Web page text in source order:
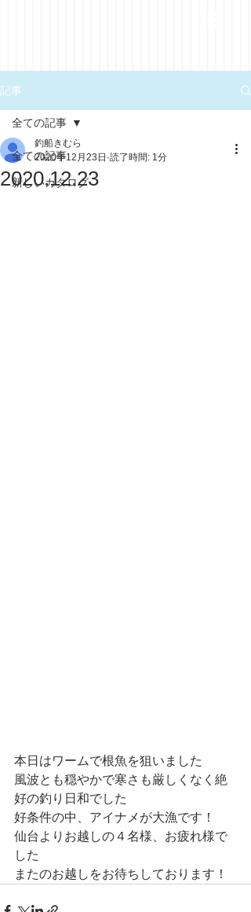
記事
全ての記事
新しいカタログ
全ての記事
2020.12.23
釣船きむら
2020年12月23日 読了時間: 1分
本日はワームで根魚を狙いました
風波とも穏やかで寒さも厳しくなく絶
好の釣り日和でした
好条件の中、アイナメが大漁です！
仙台よりお越しの４名様、お疲れ様で
した
またのお越しをお待ちしております！